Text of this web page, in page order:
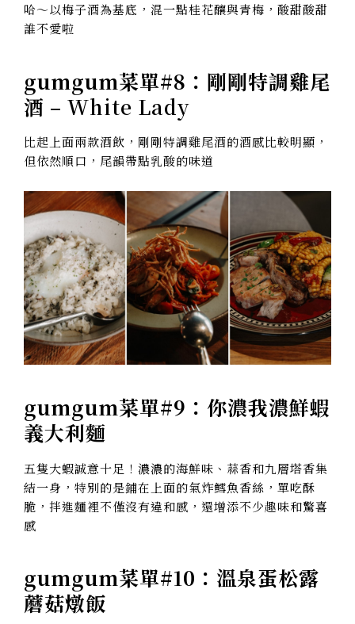
哈～以梅子酒為基底，混一點桂花釀與青梅，酸甜酸甜
誰不愛啦
gumgum菜單#8： 剛剛特調雞尾
酒 – White Lady
比起上面兩款酒飲，剛剛特調雞尾酒的酒感比較明顯，
但依然順口，尾韻帶點乳酸的味道
gumgum菜單#9： 你濃我濃鮮蝦
義大利麵
五隻大蝦誠意十足！濃濃的海鮮味、蒜香和九層塔香集
結一身，特別的是鋪在上面的氣炸鱈魚香絲，單吃酥
脆，拌進麵裡不僅沒有違和感，還增添不少趣味和驚喜
感
gumgum菜單#10： 溫泉蛋松露
蘑菇燉飯